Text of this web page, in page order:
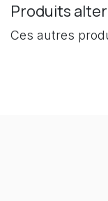
Produits
Ces autres